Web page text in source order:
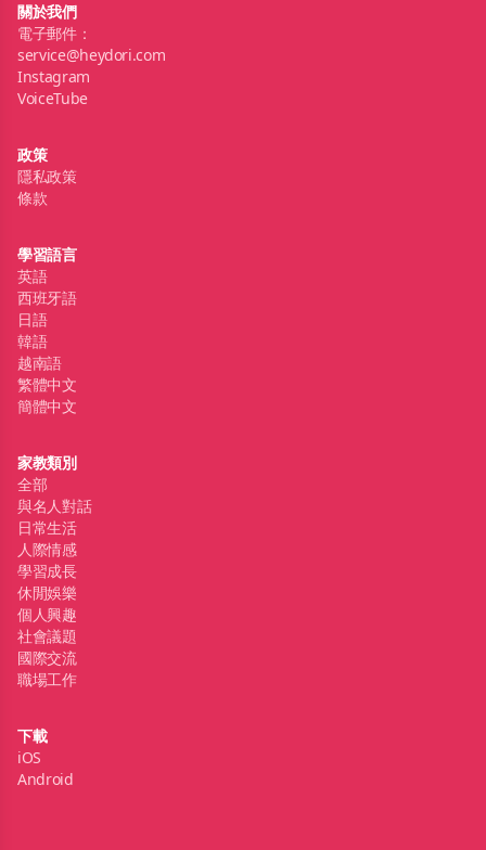
關於我們
電子郵件：
service@heydori.com
Instagram
VoiceTube
政策
隱私政策
條款
學習語言
英語
西班牙語
日語
韓語
越南語
繁體中文
簡體中文
家教類別
全部
與名人對話
日常生活
人際情感
學習成長
休閒娛樂
個人興趣
社會議題
國際交流
職場工作
下載
iOS
Android